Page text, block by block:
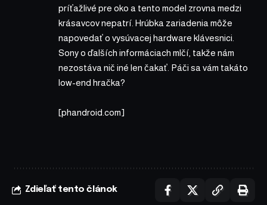
príťažlivé pre oko a tento model zrovna medzi
krásavcov nepatrí. Hrúbka zariadenia môže
napovedať o vysúvacej hardware klávesnici.
Sony o ďalších informáciach mlčí, takže nám
nezostáva nič iné len čakať. Páči sa vám takáto
low-end hračka?
[phandroid.com]
Zdieľať tento článok